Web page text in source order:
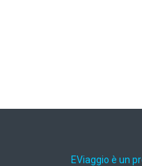
EViaggio è un